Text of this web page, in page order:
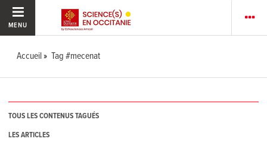
MENU
Accueil Tag #mecenat
TOUS LES CONTENUS TAGUÉS
LES ARTICLES